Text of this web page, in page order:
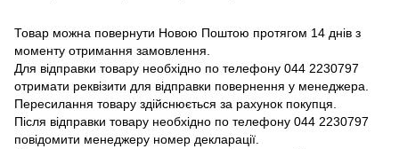
Товар можна повернути Новою Поштою протягом 14 днів з
моменту отримання замовлення.
Для відправки товару необхідно по телефону 044 2230797
отримати реквізити для відправки повернення у менеджера.
Пересилання товару здійснюється за рахунок покупця.
Після відправки товару необхідно по телефону 044 2230797
повідомити менеджеру номер декларації.